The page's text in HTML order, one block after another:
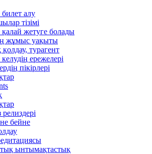
алу
тізімі
жетуге болады
жұмыс уақыты
турагент
ережелері
пікірлері
релиздері
бейне
ынтымақтастық